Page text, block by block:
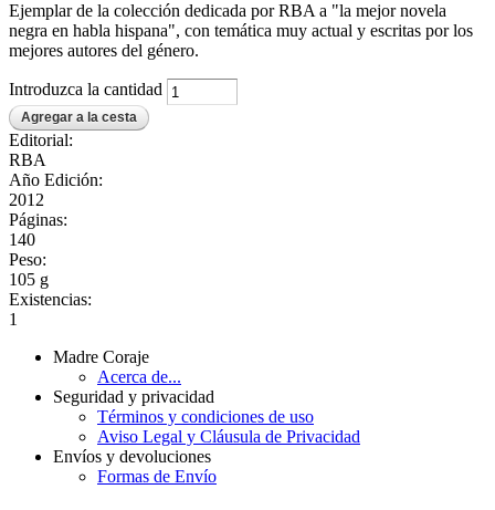
Ejemplar de la colección dedicada por RBA a "la mejor novela
negra en habla hispana", con temática muy actual y escritas por los
mejores autores del género.
Introduzca la cantidad
Editorial:
RBA
Año Edición:
2012
Páginas:
140
Peso:
105 g
Existencias:
1
Madre Coraje
Acerca de...
Seguridad y privacidad
Términos y condiciones de uso
Aviso Legal y Cláusula de Privacidad
Envíos y devoluciones
Formas de Envío